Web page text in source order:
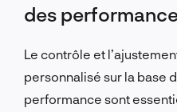
des
Le contrôle et
personnalisé sur la base
performance sont